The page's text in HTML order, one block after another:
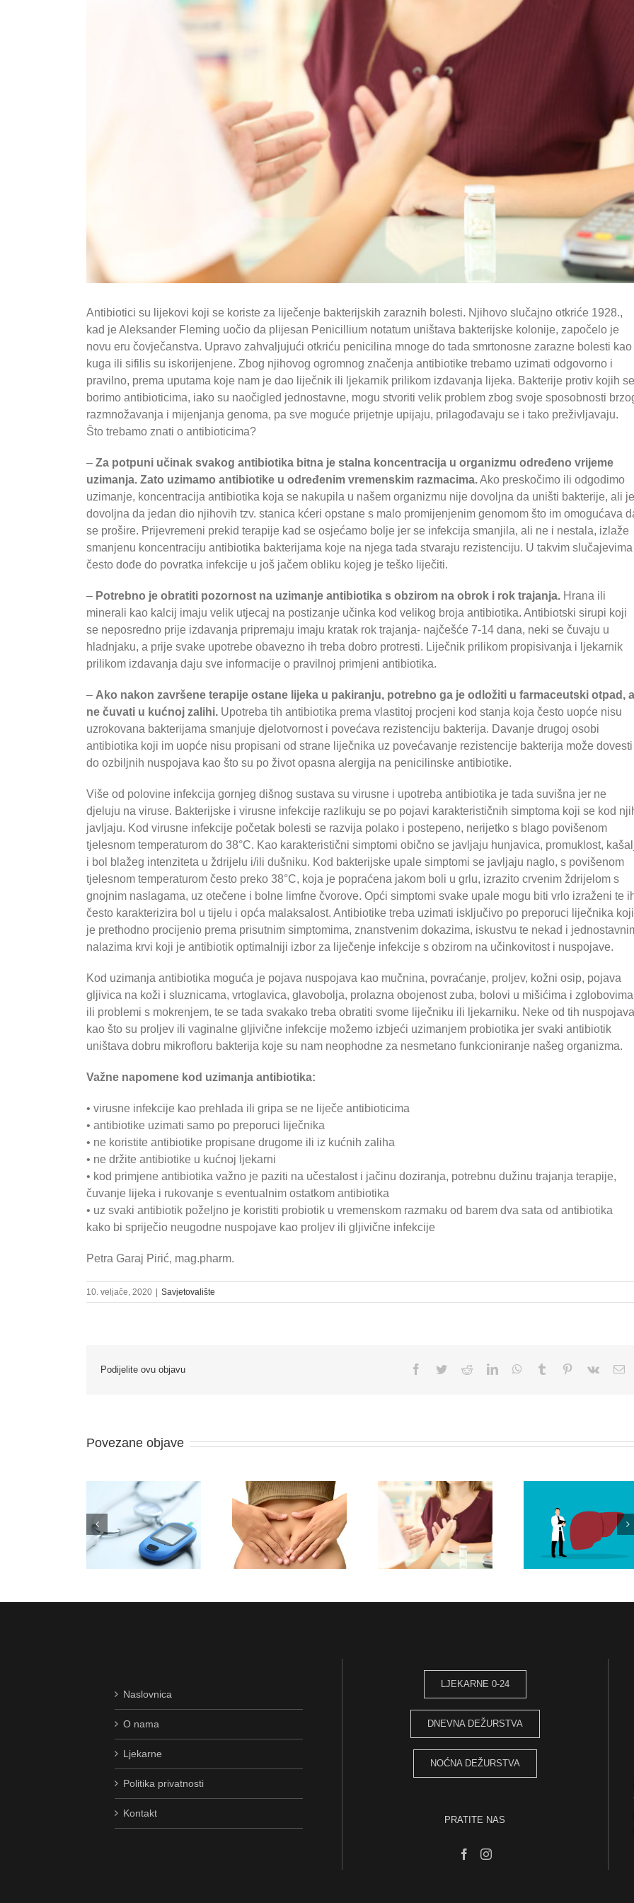
Antibiotici su lijekovi koji se koriste za liječenje bakterijskih zaraznih bolesti. Njihovo slučajno otkriće 1928.,
kad je Aleksander Fleming uočio da plijesan Penicillium notatum uništava bakterijske kolonije, započelo je
novu eru čovječanstva. Upravo zahvaljujući otkriću penicilina mnoge do tada smrtonosne zarazne bolesti kao
kuga ili sifilis su iskorijenjene. Zbog njihovog ogromnog značenja antibiotike trebamo uzimati odgovorno i
pravilno, prema uputama koje nam je dao liječnik ili ljekarnik prilikom izdavanja lijeka. Bakterije protiv kojih se
borimo antibioticima, iako su naočigled jednostavne, mogu stvoriti velik problem zbog svoje sposobnosti
razmnožavanja i mijenjanja genoma, pa sve moguće prijetnje upijaju, prilagođavaju se i tako preživljavaju.
Što trebamo znati o antibioticima?
– Za potpuni učinak svakog antibiotika bitna je stalna koncentracija u organizmu određeno vrijeme
uzimanja. Zato uzimamo antibiotike u određenim vremenskim razmacima.Ako preskočimo ili odgodimo
uzimanje, koncentracija antibiotika koja se nakupila u našem organizmu nije dovoljna da uništi bakterije, ali je
dovoljna da jedan dio njihovih tzv. stanica kćeri opstane s malo promijenjenim genomom što im omogućava
se prošire. Prijevremeni prekid terapije kad se osjećamo bolje jer se infekcija smanjila, ali ne i nestala, izlaže
smanjenu koncentraciju antibiotika bakterijama koje na njega tada stvaraju rezistenciju. U takvim slučajevima
često dođe do povratka infekcije u još jačem obliku kojeg je teško liječiti.
– Potrebno je obratiti pozornost na uzimanje antibiotika s obzirom na obrok i rok trajanja. Hrana ili
minerali kao kalcij imaju velik utjecaj na postizanje učinka kod velikog broja antibiotika. Antibiotski sirupi koji
se neposredno prije izdavanja pripremaju imaju kratak rok trajanja- najčešće 7-14 dana, neki se čuvaju u
hladnjaku, a prije svake upotrebe obavezno ih treba dobro protresti. Liječnik prilikom propisivanja i ljekarnik
prilikom izdavanja daju sve informacije o pravilnoj primjeni antibiotika.
– Ako nakon završene terapije ostane lijeka u pakiranju, potrebno ga je odložiti u farmaceutski otpad, a
ne čuvati u kućnoj zalihi. Upotreba tih antibiotika prema vlastitoj procjeni kod stanja koja često uopće nisu
uzrokovana bakterijama smanjuje djelotvornost i povećava rezistenciju bakterija. Davanje drugoj osobi
antibiotika koji im uopće nisu propisani od strane liječnika uz povećavanje rezistencije bakterija može dovesti
do ozbiljnih nuspojava kao što su po život opasna alergija na penicilinske antibiotike.
Više od polovine infekcija gornjeg dišnog sustava su virusne i upotreba antibiotika je tada suvišna jer ne
djeluju na viruse. Bakterijske i virusne infekcije razlikuju se po pojavi karakterističnih simptoma koji se kod
javljaju. Kod virusne infekcije početak bolesti se razvija polako i postepeno, nerijetko s blago povišenom
tjelesnom temperaturom do 38°C. Kao karakteristični simptomi obično se javljaju hunjavica, promuklost,
i bol blažeg intenziteta u ždrijelu i/ili dušniku. Kod bakterijske upale simptomi se javljaju naglo, s povišenom
tjelesnom temperaturom često preko 38°C, koja je popraćena jakom boli u grlu, izrazito crvenim ždrijelom s
gnojnim naslagama, uz otečene i bolne limfne čvorove. Opći simptomi svake upale mogu biti vrlo izraženi te
često karakterizira bol u tijelu i opća malaksalost. Antibiotike treba uzimati isključivo po preporuci liječnika koji
je prethodno procijenio prema prisutnim simptomima, znanstvenim dokazima, iskustvu te nekad i
nalazima krvi koji je antibiotik optimalniji izbor za liječenje infekcije s obzirom na učinkovitost i nuspojave.
Kod uzimanja antibiotika moguća je pojava nuspojava kao mučnina, povraćanje, proljev, kožni osip, pojava
gljivica na koži i sluznicama, vrtoglavica, glavobolja, prolazna obojenost zuba, bolovi u mišićima i zglobovima
ili problemi s mokrenjem, te se tada svakako treba obratiti svome liječniku ili ljekarniku. Neke od tih nuspojava
kao što su proljev ili vaginalne gljivične infekcije možemo izbjeći uzimanjem probiotika jer svaki antibiotik
uništava dobru mikrofloru bakterija koje su nam neophodne za nesmetano funkcioniranje našeg organizma.
Važne napomene kod uzimanja antibiotika:
• virusne infekcije kao prehlada ili gripa se ne liječe antibioticima
• antibiotike uzimati samo po preporuci liječnika
• ne koristite antibiotike propisane drugome ili iz kućnih zaliha
• ne držite antibiotike u kućnoj ljekarni
• kod primjene antibiotika važno je paziti na učestalost i jačinu doziranja, potrebnu dužinu trajanja terapije,
čuvanje lijeka i rukovanje s eventualnim ostatkom antibiotika
• uz svaki antibiotik poželjno je koristiti probiotik u vremenskom razmaku od barem dva sata od antibiotika
kako bi spriječio neugodne nuspojave kao proljev ili gljivične infekcije
Petra Garaj Pirić, mag.pharm.
10. veljače, 2020 Savjetovalište
Podijelite ovu objavu Facebook
TwitterRedditLinkedInWhatsApp
Tumblr Pinterest
Vk
Povezane objave
Probiotici u službi
zdravlja
Zašto ljekarnici
postavljaju toliko
pitanja?
Ne zanemarujte
zdravlje vaše jetre
Poremećaj
mirisa u Post-
Naslovnica
O nama
Ljekarne
Politika privatnosti
Kontakt
LJEKARNE 0-24
DNEVNA DEŽURSTVA
NOĆNA DEŽURSTVA
PRATITE NAS